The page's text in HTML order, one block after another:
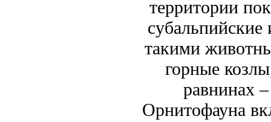
территории
субальпийские
такими
горные
равнинах
Орнитофауна